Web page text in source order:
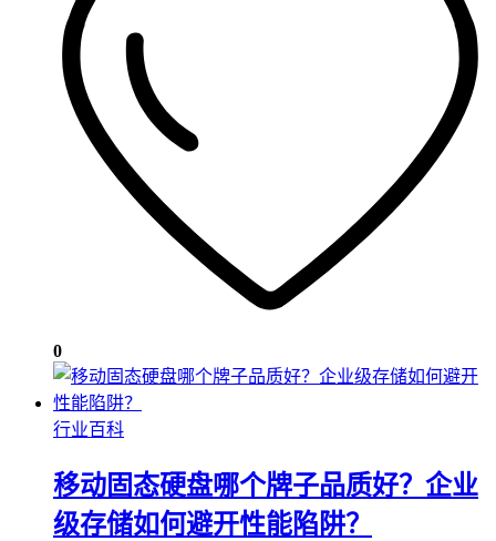
0
行业百科
移动固态硬盘哪个牌子品质好？企业
级存储如何避开性能陷阱？